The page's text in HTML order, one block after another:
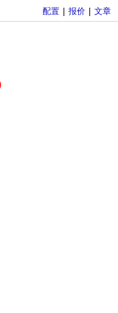
配置 报价 文章